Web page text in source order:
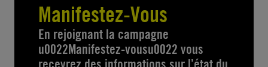
Manifestez-Vous
En rejoignant la campagne
u0022Manifestez-vousu0022 vous
recevrez des informations sur l’état du